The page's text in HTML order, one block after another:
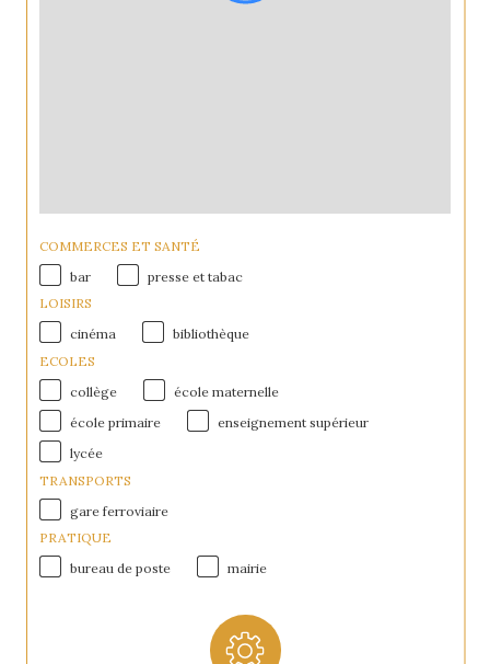
COMMERCES ET SANTÉ
bar
presse et tabac
LOISIRS
cinéma
bibliothèque
ECOLES
collège
école maternelle
école primaire
enseignement supérieur
lycée
TRANSPORTS
gare ferroviaire
PRATIQUE
bureau de poste
mairie